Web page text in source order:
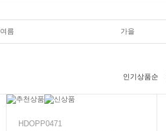
여름 가을
인기상품순
HDOPP0471